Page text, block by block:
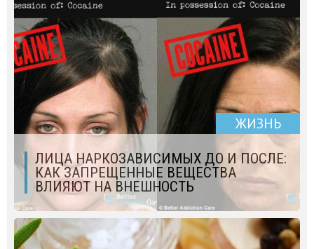
ЖИЗНЬ
ЛИЦА НАРКОЗАВИСИМЫХ ДО И ПОСЛЕ:
КАК ЗАПРЕЩЕННЫЕ ВЕЩЕСТВА
ВЛИЯЮТ НА ВНЕШНОСТЬ